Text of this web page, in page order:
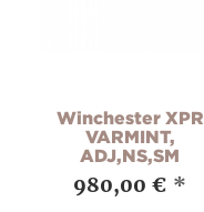
Winchester XPR
VARMINT,
ADJ,NS,SM
980,00 € *